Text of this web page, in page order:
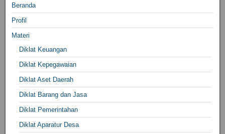
Beranda
Profil
Materi
Diklat Keuangan
Diklat Kepegawaian
Diklat Aset Daerah
Diklat Barang dan Jasa
Diklat Pemerintahan
Diklat Aparatur Desa